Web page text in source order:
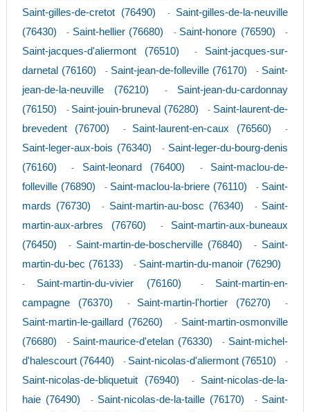
Saint-gilles-de-cretot (76490) - Saint-gilles-de-la-neuville
(76430)
- Saint-hellier (76680) - Saint-honore (76590) -
Saint-jacques-d'aliermont (76510) - Saint-jacques-sur-
darnetal (76160)
- Saint-jean-de-folleville (76170) - Saint-
jean-de-la-neuville (76210)
- Saint-jean-du-cardonnay
(76150)
- Saint-jouin-bruneval (76280) - Saint-laurent-de-
brevedent (76700)
- Saint-laurent-en-caux (76560) -
Saint-leger-aux-bois (76340) - Saint-leger-du-bourg-denis
(76160)
- Saint-leonard (76400) - Saint-maclou-de-
folleville (76890)
- Saint-maclou-la-briere (76110) - Saint-
mards (76730)
- Saint-martin-au-bosc (76340) - Saint-
martin-aux-arbres (76760)
- Saint-martin-aux-buneaux
(76450)
- Saint-martin-de-boscherville (76840) - Saint-
martin-du-bec (76133)
- Saint-martin-du-manoir (76290)
- Saint-martin-du-vivier (76160) - Saint-martin-en-
campagne (76370)
- Saint-martin-l'hortier (76270) -
Saint-martin-le-gaillard (76260) - Saint-martin-osmonville
(76680)
- Saint-maurice-d'etelan (76330) - Saint-michel-
d'halescourt (76440)
- Saint-nicolas-d'aliermont (76510) -
Saint-nicolas-de-bliquetuit (76940) - Saint-nicolas-de-la-
haie (76490)
- Saint-nicolas-de-la-taille (76170) - Saint-